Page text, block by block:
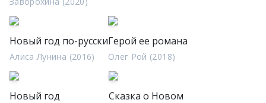
Новый год по-русски
Алиса Лунина (2016)
Герой ее романа
Олег Рой (2018)
Новый год
Сказка о Новом